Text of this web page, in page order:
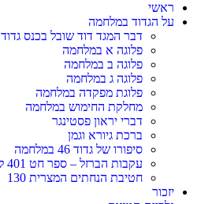
ראשי
על הגדוד במלחמה
דבר המגד דוד שובל בכנס גדוד
פלוגה א במלחמה
פלוגה ב במלחמה
פלוגה ג במלחמה
פלוגת מפקדה במלחמה
מחלקת החימוש במלחמה
דברי יראון פסטינגר
ברכת גיורא וגמן
סיפורו של גדוד 46 במלחמה
עקבות הברזל – ספר חט 401 ליום כיפור
חטיבת הנחתים המצרית 130
יזכור